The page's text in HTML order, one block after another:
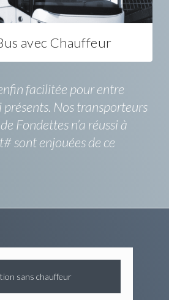
avec Chauffeur
facilitée pour entre
Nos transporteurs
Fondettes n’a réussi à
sont enjouées de ce
sans chauffeur